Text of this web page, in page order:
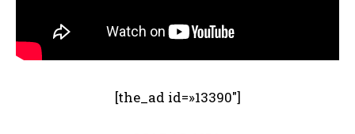
[the_ad id=»13390″]